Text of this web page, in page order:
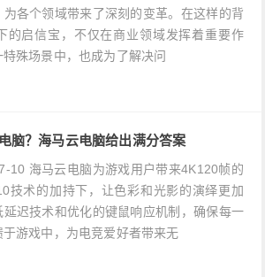
各个领域带来了深刻的变革。在这样的背
的启信宝，不仅在商业领域发挥着重要作
殊场景中，也成为了解决问
脑？海马云电脑给出满分答案
10 海马云电脑为游戏用户带来4K120帧的
技术的加持下，让色彩和光影的演绎更加
迟技术和优化的键鼠响应机制，确保每一
游戏中，为电竞爱好者带来无